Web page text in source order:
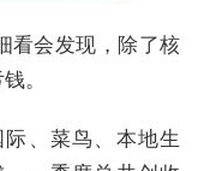
看会发现，除了核
。
、菜鸟、本地生